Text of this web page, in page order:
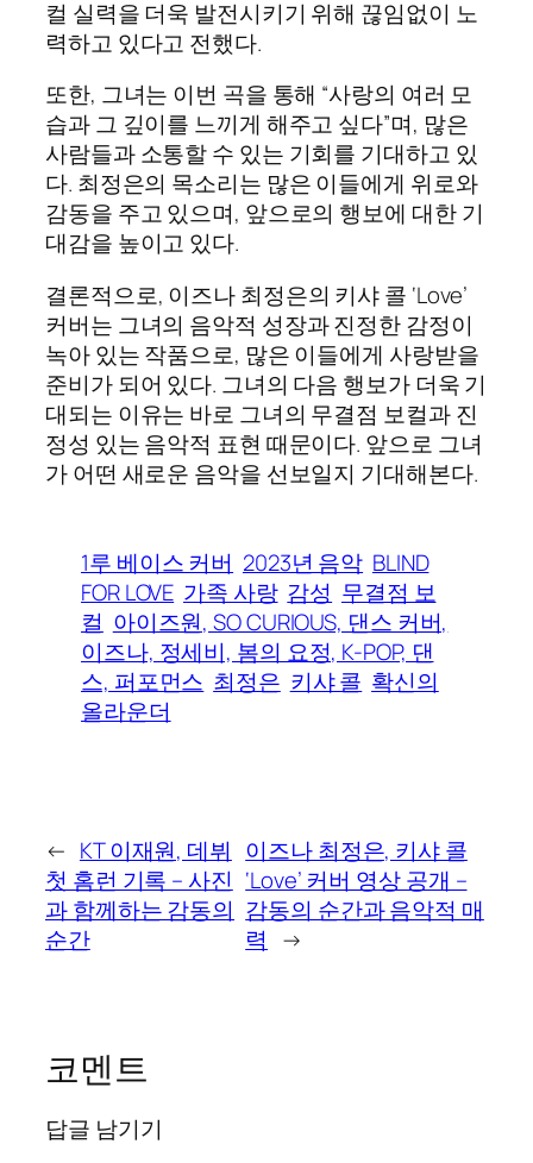
컬 실력을 더욱 발전시키기 위해 끊임없이 노
력하고 있다고 전했다.
또한, 그녀는 이번 곡을 통해 “사랑의 여러 모
습과 그 깊이를 느끼게 해주고 싶다”며, 많은
사람들과 소통할 수 있는 기회를 기대하고 있
다. 최정은의 목소리는 많은 이들에게 위로와
감동을 주고 있으며, 앞으로의 행보에 대한 기
대감을 높이고 있다.
결론적으로, 이즈나 최정은의 키샤 콜 ‘Love’
커버는 그녀의 음악적 성장과 진정한 감정이
녹아 있는 작품으로, 많은 이들에게 사랑받을
준비가 되어 있다. 그녀의 다음 행보가 더욱 기
대되는 이유는 바로 그녀의 무결점 보컬과 진
정성 있는 음악적 표현 때문이다. 앞으로 그녀
가 어떤 새로운 음악을 선보일지 기대해본다.
1루 베이스 커버 2023년 음악 BLIND
FOR LOVE 가족 사랑 감성 무결점 보
컬 아이즈원, SO CURIOUS, 댄스 커버,
이즈나, 정세비, 봄의 요정, K-POP, 댄
스, 퍼포먼스 최정은 키샤 콜 확신의
올라운더
← KT 이재원, 데뷔
첫 홈런 기록 – 사진
과 함께하는 감동의
순간
이즈나 최정은, 키샤 콜
‘Love’ 커버 영상 공개 –
감동의 순간과 음악적 매
력
→
코멘트
답글 남기기